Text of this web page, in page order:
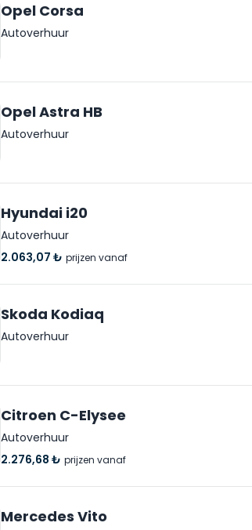
Opel Corsa
Autoverhuur
Opel Astra HB
Autoverhuur
Hyundai i20
Autoverhuur
2.063,07 ₺ prijzen vanaf
Skoda Kodiaq
Autoverhuur
Citroen C-Elysee
Autoverhuur
2.276,68 ₺ prijzen vanaf
Mercedes Vito